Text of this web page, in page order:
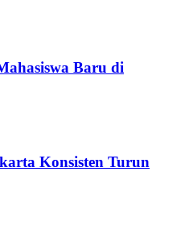
Baru di
Konsisten Turun